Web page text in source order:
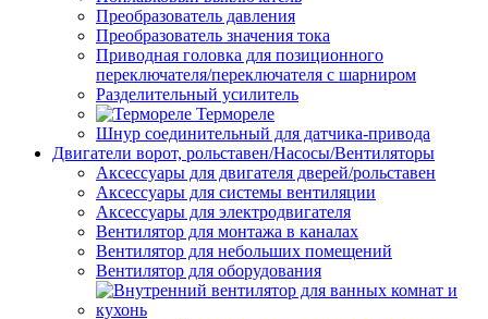
Преобразователь давления
Преобразователь значения тока
Приводная головка для позиционного
переключателя/переключателя с шарниром
Разделительный усилитель
Термореле
Шнур соединительный для датчика-привода
Двигатели ворот, рольставен/Насосы/Вентиляторы
Аксессуары для двигателя дверей/рольставен
Аксессуары для системы вентиляции
Аксессуары для электродвигателя
Вентилятор для монтажа в каналах
Вентилятор для небольших помещений
Вентилятор для оборудования